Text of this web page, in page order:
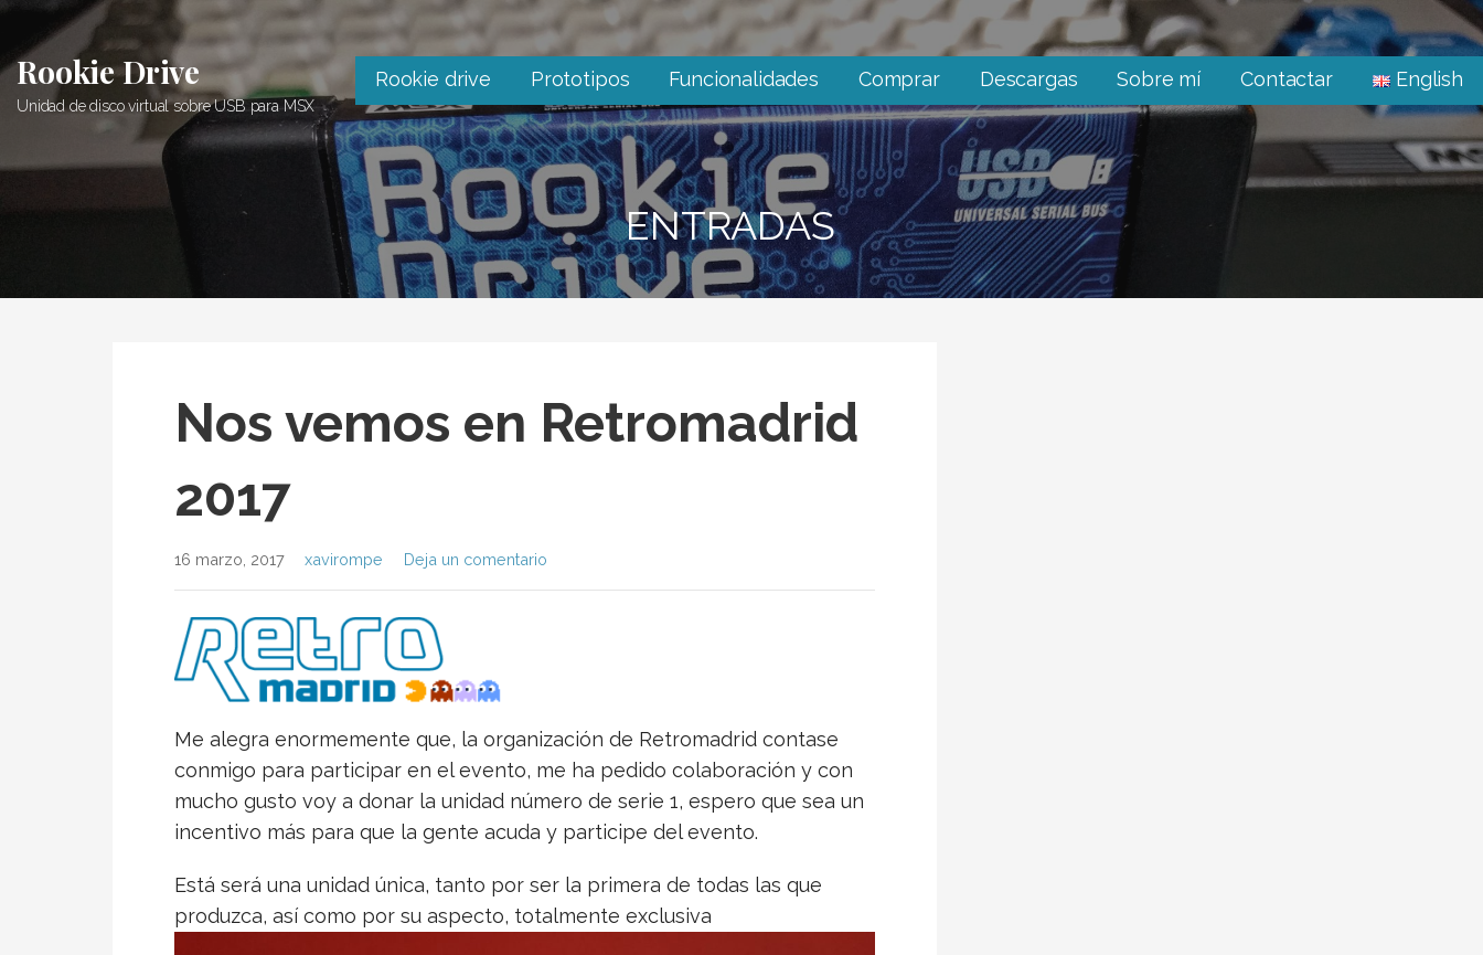
Saltar
contenido
Rookie Drive
Unidad de disco virtual sobre USB para MSX
Rookie drive Prototipos Funcionalidades Comprar Descargas Sobre mí Contactar English
ENTRADAS
Nos vemos en Retromadrid
2017
16 marzo, 2017 xavirompe Deja un comentario
Me alegra enormemente que, la organización de Retromadrid contase
conmigo para participar en el evento, me ha pedido colaboración y con
mucho gusto voy a donar la unidad número de serie 1, espero que sea un
incentivo más para que la gente acuda y participe del evento.
Está será una unidad única, tanto por ser la primera de todas las que
produzca, así como por su aspecto, totalmente exclusiva